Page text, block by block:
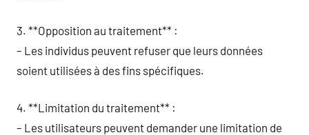
3. **Opposition au traitement** :
– Les individus peuvent refuser que leurs données
soient utilisées à des fins spécifiques.
4. **Limitation du traitement** :
– Les utilisateurs peuvent demander une limitation de